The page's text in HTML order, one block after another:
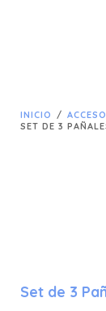
INICIO /
SET DE 3
Set de 3